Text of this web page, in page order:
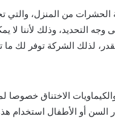
الحشرات من المنزل،
التحديد، وذلك لأننا لا
لذلك الشركة توفر لك
الاختناق
أو الأطفال استخدام